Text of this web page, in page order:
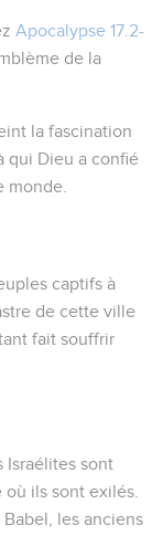
Apocalypse 17.2-
de la
la fascination
qui Dieu a confié
monde.
captifs à
de cette ville
fait souffrir
Israélites sont
ils sont exilés.
les anciens